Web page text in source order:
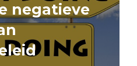
negatieve